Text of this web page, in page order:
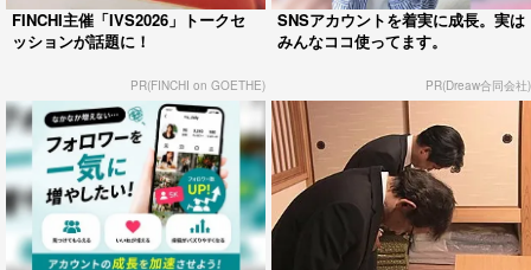
FINCHI主催「IVS2026」トークセ
ッションが話題に！
PR(FINCHI on GOETHE)
SNSアカウントを着実に成長。実は
みんなココ使ってます。
PR(Dreaw合同会社)